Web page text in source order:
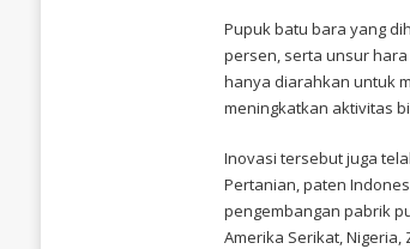
Pupuk batu bara yang
persen, serta unsur
hanya diarahkan untuk
meningkatkan aktivitas
Inovasi tersebut juga
Pertanian, paten
pengembangan pabrik
Amerika Serikat,